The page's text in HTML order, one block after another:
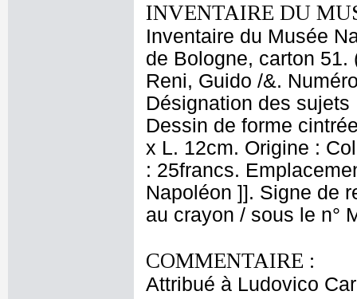
INVENTAIRE DU
Inventaire du Musée
de Bologne, carton 51.
Reni, Guido /&.
Désignation des
Dessin de forme
x L. 12cm. Origine :
: 25francs.
Napoléon ]]. Signe de
au crayon / sous le n°
COMMENTAIRE :
Attribué à Ludovico